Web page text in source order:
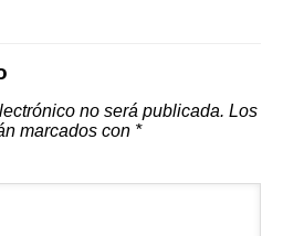
no será publicada. Los
marcados con *